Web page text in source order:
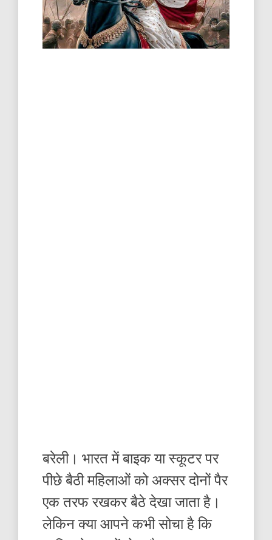
बरेली। भारत में बाइक या स्कूटर पर
पीछे बैठी महिलाओं को अक्सर दोनों पैर
एक तरफ रखकर बैठे देखा जाता है।
लेकिन क्या आपने कभी सोचा है कि